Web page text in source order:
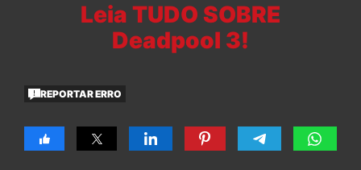
Leia TUDO SOBRE
Deadpool 3!
REPORTAR ERRO